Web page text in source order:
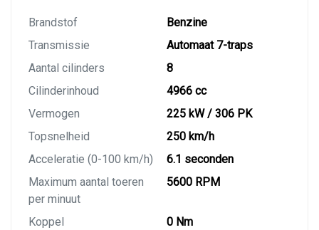
Brandstof
Benzine
Transmissie
Automaat 7-traps
Aantal cilinders
8
Cilinderinhoud
4966 cc
Vermogen
225 kW / 306 PK
Topsnelheid
250 km/h
Acceleratie (0-100 km/h)
6.1 seconden
Maximum aantal toeren
per minuut
5600 RPM
Koppel
0 Nm